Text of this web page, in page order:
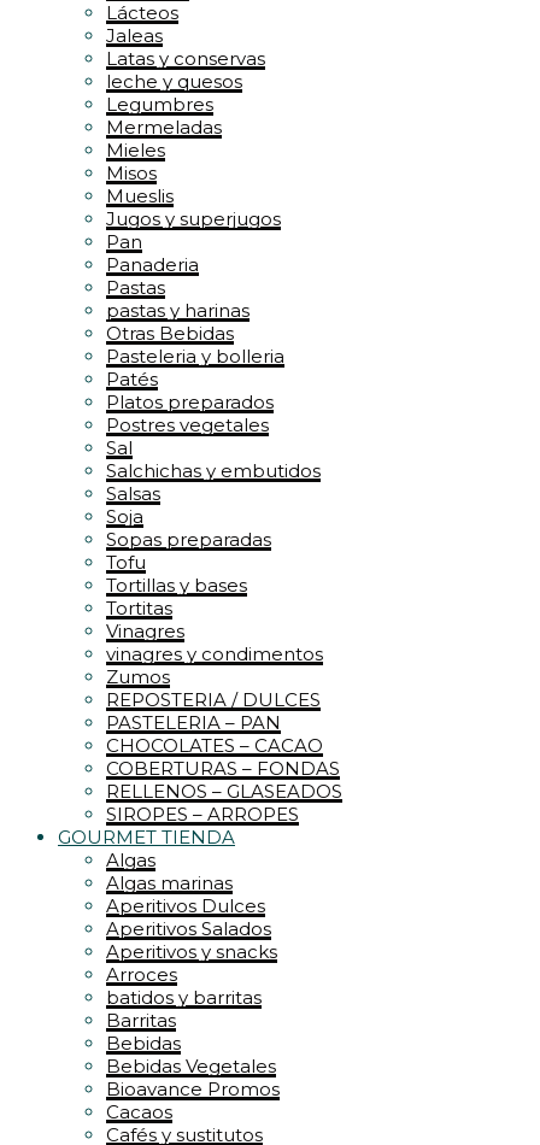
Lácteos
Jaleas
Latas y conservas
leche y quesos
Legumbres
Mermeladas
Mieles
Misos
Mueslis
Jugos y superjugos
Pan
Panaderia
Pastas
pastas y harinas
Otras Bebidas
Pasteleria y bolleria
Patés
Platos preparados
Postres vegetales
Sal
Salchichas y embutidos
Salsas
Soja
Sopas preparadas
Tofu
Tortillas y bases
Tortitas
Vinagres
vinagres y condimentos
Zumos
REPOSTERIA / DULCES
PASTELERIA – PAN
CHOCOLATES – CACAO
COBERTURAS – FONDAS
RELLENOS – GLASEADOS
SIROPES – ARROPES
GOURMET TIENDA
Algas
Algas marinas
Aperitivos Dulces
Aperitivos Salados
Aperitivos y snacks
Arroces
batidos y barritas
Barritas
Bebidas
Bebidas Vegetales
Bioavance Promos
Cacaos
Cafés y sustitutos